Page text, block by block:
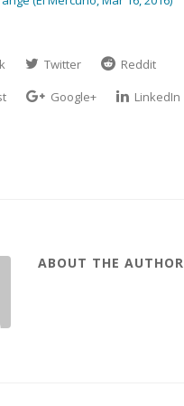
Twitter
Reddit
Google+
LinkedIn
ABOUT THE AUTHOR